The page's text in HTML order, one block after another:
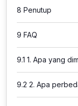
8 Penutup
9 FAQ
9.1 1. Apa yang
9.2 2. Apa